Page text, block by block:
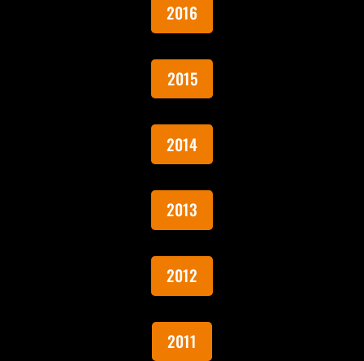
2016
2015
2014
2013
2012
2011